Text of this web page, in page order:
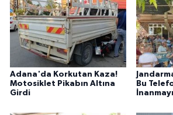
Adana'da Korkutan Kaza!
Motosiklet Pikabın Altına
Girdi
Bu